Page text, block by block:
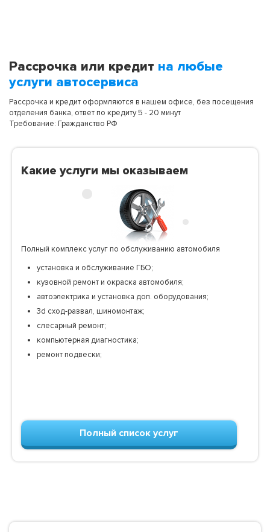
Рассрочка или кредит на любые
услуги автосервиса
Рассрочка и кредит оформляются в нашем офисе, без посещения
отделения банка, ответ по кредиту 5 - 20 минут
Требование: Гражданство РФ
Какие услуги мы оказываем
Полный комплекс услуг по обслуживанию автомобиля
установка и обслуживание ГБО;
кузовной ремонт и окраска автомобиля;
автоэлектрика и установка доп. оборудования;
3d сход-развал, шиномонтаж;
слесарный ремонт;
компьютерная диагностика;
ремонт подвески;
Полный список услуг